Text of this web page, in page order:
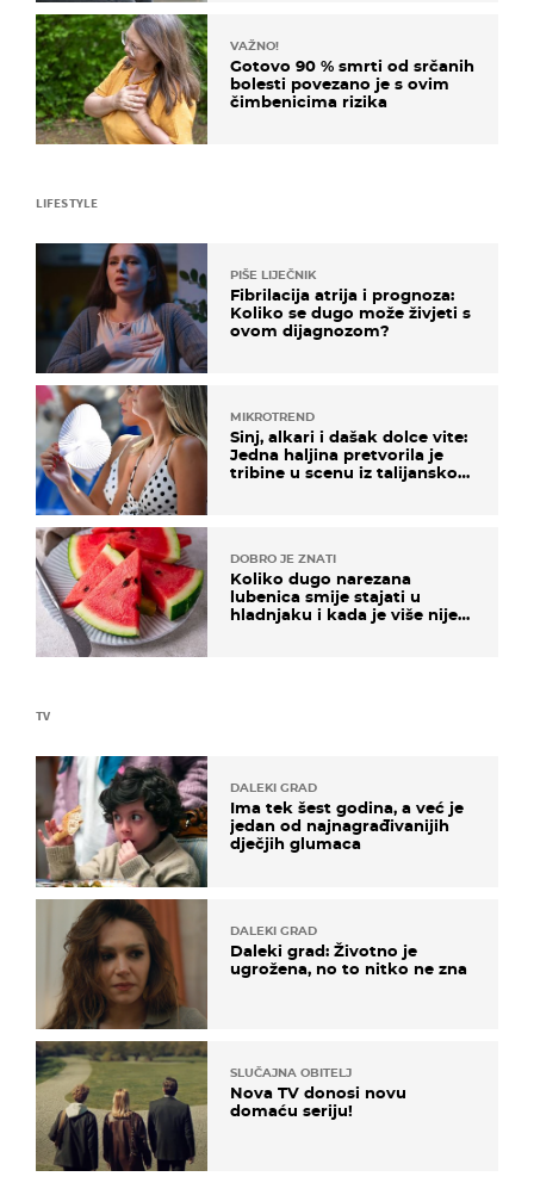
VAŽNO!
Gotovo 90 % smrti od srčanih
bolesti povezano je s ovim
čimbenicima rizika
TV
DALEKI GRAD
Ima tek šest godina, a već je
jedan od najnagrađivanijih
dječjih glumaca
DALEKI GRAD
Daleki grad: Životno je
ugrožena, no to nitko ne zna
SLUČAJNA OBITELJ
Nova TV donosi novu
domaću seriju!
LIFESTYLE
PIŠE LIJEČNIK
Fibrilacija atrija i prognoza:
Koliko se dugo može živjeti s
ovom dijagnozom?
MIKROTREND
Sinj, alkari i dašak dolce vite:
Jedna haljina pretvorila je
tribine u scenu iz talijanskog
DOBRO JE ZNATI
Koliko dugo narezana
lubenica smije stajati u
hladnjaku i kada je više nije